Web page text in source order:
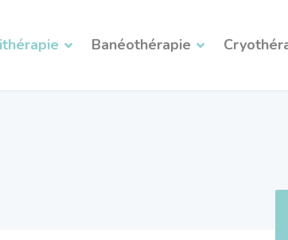
Banéothérapie